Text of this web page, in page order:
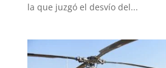
la que juzgó el desvío del...